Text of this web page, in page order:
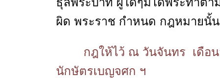
ผิด พระราช กำหนด กฎหมายนั้
กฎให้ไว้ ณ วันจันทร เดื
นักษัตรเบญจศก ฯ